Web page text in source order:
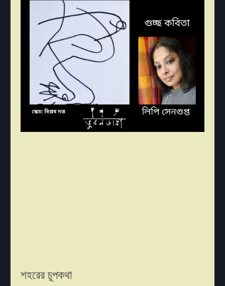
শহরের চুপকথা